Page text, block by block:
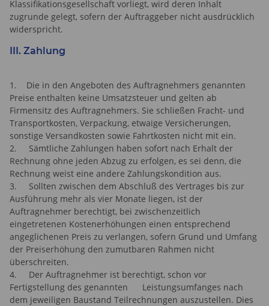
Klassifikationsgesellschaft vorliegt, wird deren Inhalt
zugrunde gelegt, sofern der Auftraggeber nicht ausdrücklich
widerspricht.
III. Zahlung
1. Die in den Angeboten des Auftragnehmers genannten
Preise enthalten keine Umsatzsteuer und gelten ab
Firmensitz des Auftragnehmers. Sie schließen Fracht- und
Transportkosten, Verpackung, etwaige Versicherungen,
sonstige Versandkosten sowie Fahrtkosten nicht mit ein.
2. Sämtliche Zahlungen haben sofort nach Erhalt der
Rechnung ohne jeden Abzug zu erfolgen, es sei denn, die
Rechnung weist eine andere Zahlungskondition aus.
3. Sollten zwischen dem Abschluß des Vertrages bis zur
Ausführung mehr als vier Monate liegen, ist der
Auftragnehmer berechtigt, bei zwischenzeitlich
eingetretenen Kostenerhöhungen einen entsprechend
angeglichenen Preis zu verlangen, sofern Grund und Umfang
der Preiserhöhung den zumutbaren Rahmen nicht
überschreiten.
4. Der Auftragnehmer ist berechtigt, schon vor
Fertigstellung des genannten Leistungsumfanges nach
dem jeweiligen Baustand Teilrechnungen auszustellen. Dies